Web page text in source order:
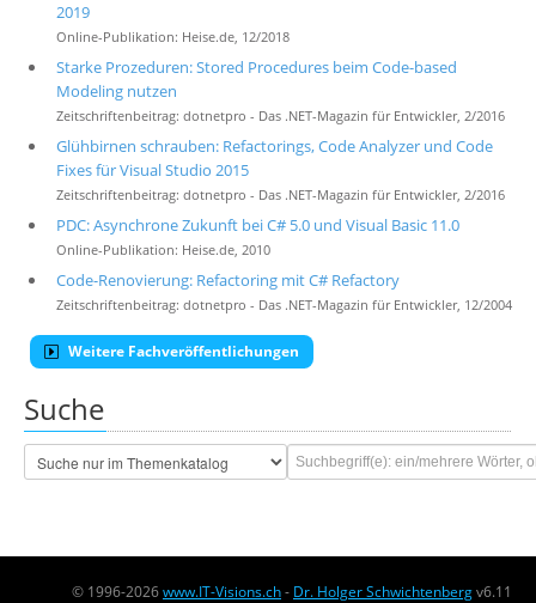
2019
Online-Publikation: Heise.de, 12/2018
Starke Prozeduren: Stored Procedures beim Code-based
Modeling nutzen
Zeitschriftenbeitrag: dotnetpro - Das .NET-Magazin für Entwickler, 2/2016
Glühbirnen schrauben: Refactorings, Code Analyzer und Code
Fixes für Visual Studio 2015
Zeitschriftenbeitrag: dotnetpro - Das .NET-Magazin für Entwickler, 2/2016
PDC: Asynchrone Zukunft bei C# 5.0 und Visual Basic 11.0
Online-Publikation: Heise.de, 2010
Code-Renovierung: Refactoring mit C# Refactory
Zeitschriftenbeitrag: dotnetpro - Das .NET-Magazin für Entwickler, 12/2004
Weitere Fachveröffentlichungen
Suche
© 1996-2026www.IT-Visions.ch- Dr. Holger Schwichtenbergv6.11